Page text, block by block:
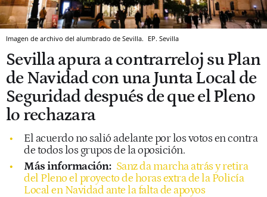
Imagen de archivo del alumbrado de Sevilla. EP. Sevilla
Sevilla apura a contrarreloj su Plan
de Navidad con una Junta Local de
Seguridad después de que el Pleno
lo rechazara
El acuerdo no salió adelante por los votos en contra
de todos los grupos de la oposición.
Más información: Sanz da marcha atrás y retira
del Pleno el proyecto de horas extra de la Policía
Local en Navidad ante la falta de apoyos